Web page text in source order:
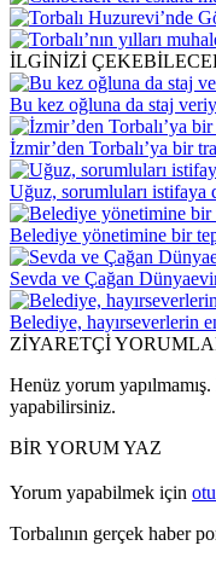
İLGİNİZİ
Bu kez oğluna da staj
İzmir’den Torbalı’ya bir
Uğuz, sorumluları istifaya
Belediye yönetimine bir
Sevda ve Çağan
Belediye, hayırseverlerin
ZİYARETÇİ
Henüz yorum
yapabilirsiniz.
BİR YORUM YAZ
Yorum yapabilmek için
Torbalının gerçek haber